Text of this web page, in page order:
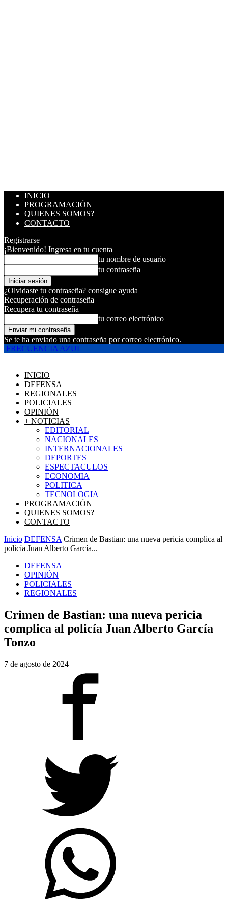
INICIO
PROGRAMACIÓN
QUIENES SOMOS?
CONTACTO
Registrarse
¡Bienvenido! Ingresa en tu cuenta
tu nombre de usuario
tu contraseña
¿Olvidaste tu contraseña? consigue ayuda
Recuperación de contraseña
Recupera tu contraseña
tu correo electrónico
Se te ha enviado una contraseña por correo electrónico.
FRECUENCIA AZUL
INICIO
DEFENSA
REGIONALES
POLICIALES
OPINIÓN
+ NOTICIAS
EDITORIAL
NACIONALES
INTERNACIONALES
DEPORTES
ESPECTACULOS
ECONOMIA
POLITICA
TECNOLOGIA
PROGRAMACIÓN
QUIENES SOMOS?
CONTACTO
Inicio DEFENSA Crimen de Bastian: una nueva pericia complica al
policía Juan Alberto García...
DEFENSA
OPINIÓN
POLICIALES
REGIONALES
Crimen de Bastian: una nueva pericia
complica al policía Juan Alberto García
Tonzo
7 de agosto de 2024